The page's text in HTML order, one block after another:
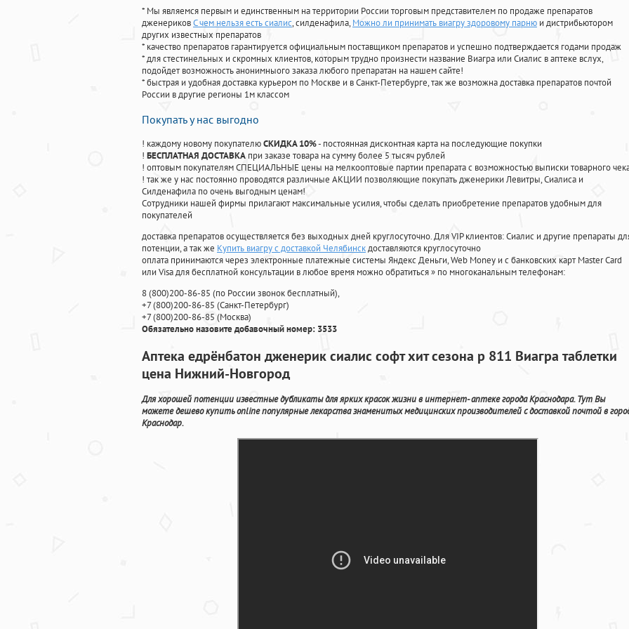
* Мы являемся первым и единственным на территории России торговым представителем по продаже препаратов
дженериковС чем нельзя есть сиалис, силденафила, Можно ли принимать виагру здоровому парню и дистрибьютором
других известных препаратов
* качество препаратов гарантируется официальным поставщиком препаратов и успешно подтверждается годами продаж
* для стестинельных и скромных клиентов, которым трудно произнести название Виагра или Сиалис в аптеке вслух,
подойдет возможность анонимныого заказа любого препаратан на нашем сайте!
* быстрая и удобная доставка курьером по Москве и в Санкт-Петербурге, так же возможна доставка препаратов почтой
России в другие регионы 1м классом
Покупать у нас выгодно
! каждому новому покупателюСКИДКА 10%- постоянная дисконтная карта на последующие покупки
! БЕСПЛАТНАЯ ДОСТАВКА при заказе товара на сумму более 5 тысяч рублей
! оптовым покупателям СПЕЦИАЛЬНЫЕ цены на мелкооптовые партии препарата с возможностью выписки товарного
! так же у нас постоянно проводятся различные АКЦИИ позволяющие покупать дженерики Левитры, Сиалиса и
Силденафила по очень выгодным ценам!
Cотрудники нашей фирмы прилагают максимальные усилия, чтобы сделать приобретение препаратов удобным для
покупателей
доставка препаратов осуществляется без выходных дней круглосуточно. Для VIP клиентов: Сиалис и другие препараты
потенции, а так же Купить виагру с доставкой Челябинскдоставляются круглосуточно
оплата принимаются через электронные платежные системы Яндекс Деньги, Web Money и с банковских карт Master Card
или Visa для бесплатной консультации в любое время можно обратиться» по многоканальным телефонам:
8(800)200-86-85 (по России звонок бесплатный),
+7(800)200-86-85 (Санкт-Петербург)
+7(800)200-86-85 (Москва)
Обязательно назовите добавочный номер: 3533
Аптека едрёнбатон дженерик сиалис софт хит сезона p 811 Виагра таблетки
цена Нижний-Новгород
Для хорошей потенции известные дубликаты для ярких красок жизни в интернет- аптеке города Краснодара. Тут Вы
можете дешево купить online популярные лекарства знаменитых медицинских производителей с доставкой почтой в
Краснодар.